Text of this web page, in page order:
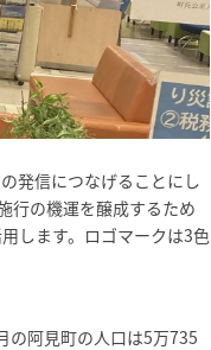
発信につなげることにし
行の機運を醸成するため
します。ロゴマークは3色
の阿見町の人口は5万735